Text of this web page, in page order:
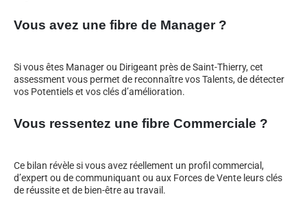
Vous avez une fibre de Manager ?
Si vous êtes Manager ou Dirigeant près de Saint-Thierry, cet
assessment vous permet de reconnaître vos Talents, de détecter
vos Potentiels et vos clés d’amélioration.
Vous ressentez une fibre Commerciale ?
Ce bilan révèle si vous avez réellement un profil commercial,
d’expert ou de communiquant ou aux Forces de Vente leurs clés
de réussite et de bien-être au travail.